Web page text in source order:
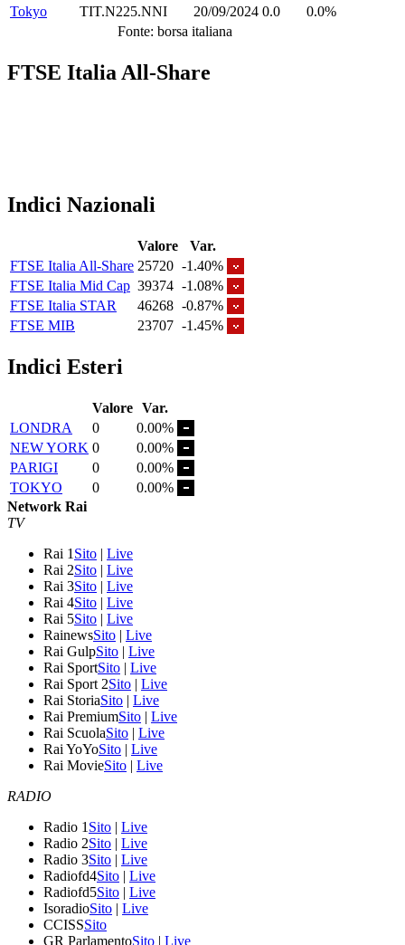
Tokyo
TIT.N225.NNI 20/09/2024 0.0
0.0%
Fonte: borsa italiana
FTSE Italia All-Share
Indici Nazionali
Valore
Var.
FTSE Italia All-Share 25720 -1.40%
FTSE Italia Mid Cap 39374 -1.08%
FTSE Italia STAR
46268 -0.87%
FTSE MIB
23707 -1.45%
Indici Esteri
Valore Var.
LONDRA
0
0.00%
NEW YORK 0
0.00%
PARIGI
0
0.00%
TOKYO
0
0.00%
Network Rai
TV
Rai 1 Sito | Live
Rai 2Sito | Live
Rai 3Sito | Live
Rai 4Sito | Live
Rai 5Sito | Live
RainewsSito | Live
Rai GulpSito | Live
Rai SportSito | Live
Rai Sport 2Sito | Live
Rai StoriaSito | Live
Rai PremiumSito | Live
Rai ScuolaSito | Live
Rai YoYoSito | Live
Rai MovieSito | Live
RADIO
Radio 1 Sito | Live
Radio 2Sito | Live
Radio 3Sito | Live
Radiofd4Sito | Live
Radiofd5Sito | Live
IsoradioSito | Live
CCISSSito
GR ParlamentoSito | Live